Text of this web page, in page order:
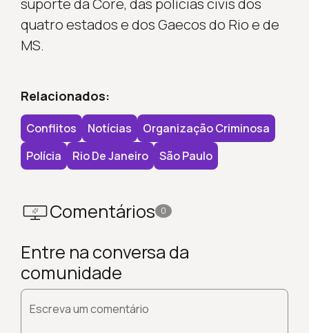
quatro estados e dos Gaecos do Rio e de
MS.
Relacionados:
Conflitos Notícias
Organização Criminosa
Polícia
Rio De Janeiro São Paulo
Comentários 0
Entre na conversa da
comunidade
Escreva um comentário